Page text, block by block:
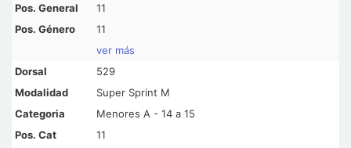
11
11
ver más
529
Super Sprint M
Menores A - 14 a 15
11